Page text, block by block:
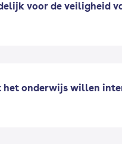
voor de veiligheid
het onderwijs willen